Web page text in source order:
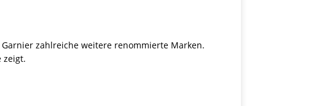
zahlreiche weitere renommierte Marken.
zeigt.